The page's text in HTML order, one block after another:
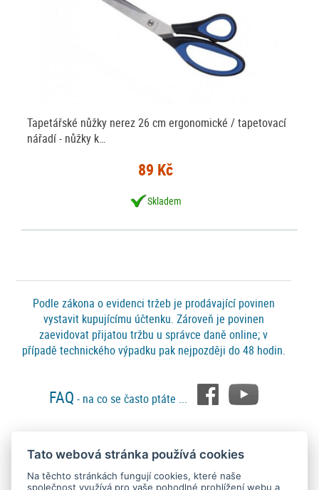
Tapetářské nůžky nerez 26 cm ergonomické / tapetovací
nářadí - nůžky k…
89 Kč
Skladem
Podle zákona o evidenci tržeb je prodávající povinen
vystavit kupujícímu účtenku. Zároveň je povinen
zaevidovat přijatou tržbu u správce daně online; v
případě technického výpadku pak nejpozději do 48 hodin.
FAQ - na co se často ptáte ...
Platební metody
Tato webová stránka používá cookies
Na těchto stránkách fungují cookies, které naše
společnost využívá pro vaše pohodlné prohlížení webu a